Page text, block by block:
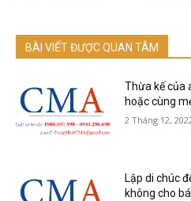
BÀI VIẾT ĐƯỢC QUAN TÂM
Thừa kế của
hoặc cùng
2 Tháng 12,
Lập di chúc
không cho